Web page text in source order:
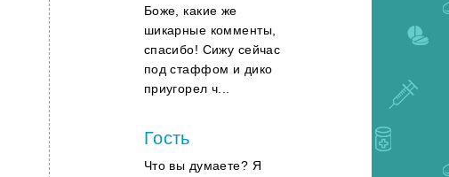
Боже, какие же
шикарные комменты,
спасибо! Сижу сейчас
под стаффом и дико
приугорел ч...
Гость
Что вы думаете? Я